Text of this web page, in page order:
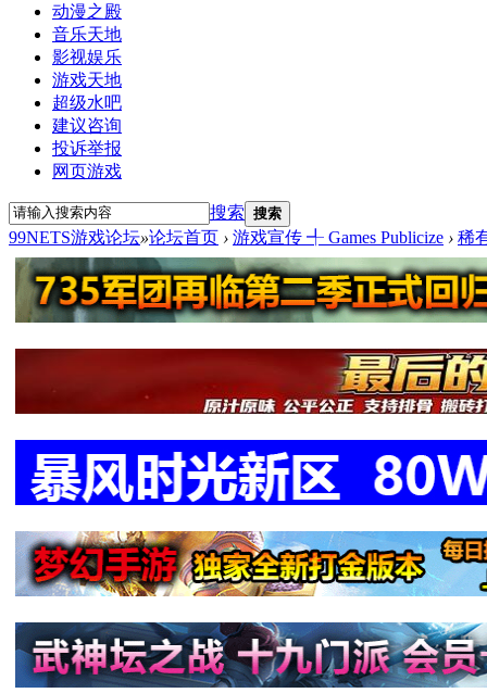
动漫之殿
音乐天地
影视娱乐
游戏天地
超级水吧
建议咨询
投诉举报
网页游戏
搜索 搜索
99NETS游戏论坛»论坛首页 › 游戏宣传 ╃ Games Publicize › 稀